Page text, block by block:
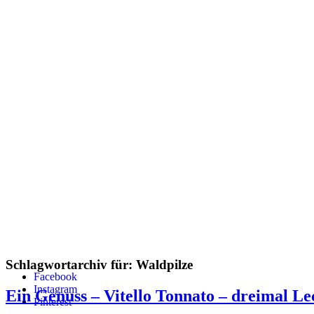
Facebook
Instagram
Pinterest
Schlagwortarchiv für: Waldpilze
Ein Genuss – Vitello Tonnato – dreimal